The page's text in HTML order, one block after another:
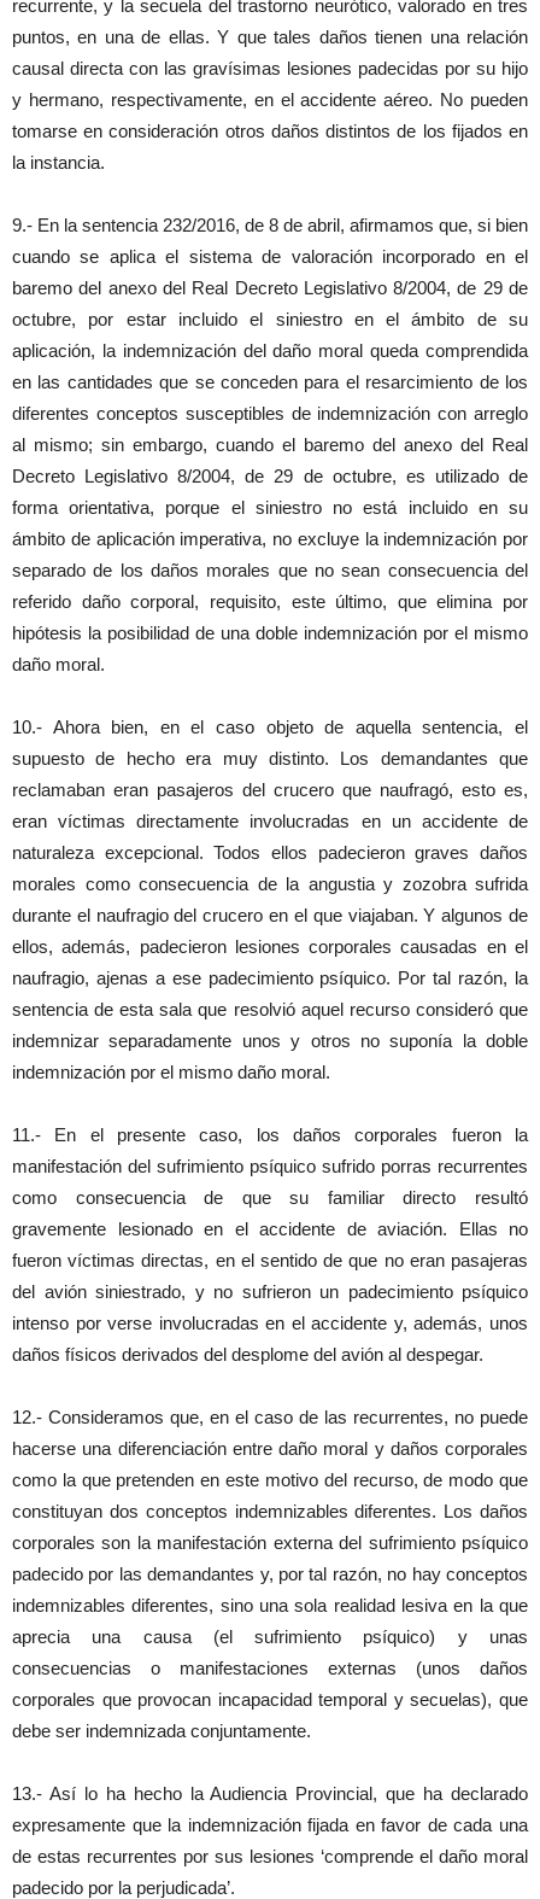
recurrente, y la secuela del trastorno neurótico, valorado en tres
puntos, en una de ellas. Y que tales daños tienen una relación
causal directa con las gravísimas lesiones padecidas por su hijo
y hermano, respectivamente, en el accidente aéreo. No pueden
tomarse en consideración otros daños distintos de los fijados en
la instancia.
9.- En la sentencia 232/2016, de 8 de abril, afirmamos que, si bien
cuando se aplica el sistema de valoración incorporado en el
baremo del anexo del Real Decreto Legislativo 8/2004, de 29 de
octubre, por estar incluido el siniestro en el ámbito de su
aplicación, la indemnización del daño moral queda comprendida
en las cantidades que se conceden para el resarcimiento de los
diferentes conceptos susceptibles de indemnización con arreglo
al mismo; sin embargo, cuando el baremo del anexo del Real
Decreto Legislativo 8/2004, de 29 de octubre, es utilizado de
forma orientativa, porque el siniestro no está incluido en su
ámbito de aplicación imperativa, no excluye la indemnización por
separado de los daños morales que no sean consecuencia del
referido daño corporal, requisito, este último, que elimina por
hipótesis la posibilidad de una doble indemnización por el mismo
daño moral.
10.- Ahora bien, en el caso objeto de aquella sentencia, el
supuesto de hecho era muy distinto. Los demandantes que
reclamaban eran pasajeros del crucero que naufragó, esto es,
eran víctimas directamente involucradas en un accidente de
naturaleza excepcional. Todos ellos padecieron graves daños
morales como consecuencia de la angustia y zozobra sufrida
durante el naufragio del crucero en el que viajaban. Y algunos de
ellos, además, padecieron lesiones corporales causadas en el
naufragio, ajenas a ese padecimiento psíquico. Por tal razón, la
sentencia de esta sala que resolvió aquel recurso consideró que
indemnizar separadamente unos y otros no suponía la doble
indemnización por el mismo daño moral.
11.- En el presente caso, los daños corporales fueron la
manifestación del sufrimiento psíquico sufrido porras recurrentes
como consecuencia de que su familiar directo resultó
gravemente lesionado en el accidente de aviación. Ellas no
fueron víctimas directas, en el sentido de que no eran pasajeras
del avión siniestrado, y no sufrieron un padecimiento psíquico
intenso por verse involucradas en el accidente y, además, unos
daños físicos derivados del desplome del avión al despegar.
12.- Consideramos que, en el caso de las recurrentes, no puede
hacerse una diferenciación entre daño moral y daños corporales
como la que pretenden en este motivo del recurso, de modo que
constituyan dos conceptos indemnizables diferentes. Los daños
corporales son la manifestación externa del sufrimiento psíquico
padecido por las demandantes y, por tal razón, no hay conceptos
indemnizables diferentes, sino una sola realidad lesiva en la que
aprecia una causa (el sufrimiento psíquico) y unas
consecuencias o manifestaciones externas (unos daños
corporales que provocan incapacidad temporal y secuelas), que
debe ser indemnizada conjuntamente.
13.- Así lo ha hecho la Audiencia Provincial, que ha declarado
expresamente que la indemnización fijada en favor de cada una
de estas recurrentes por sus lesiones ‘comprende el daño moral
padecido por la perjudicada’.